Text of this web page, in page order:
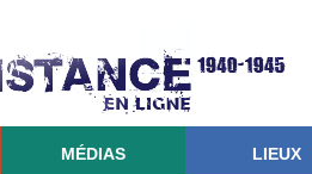
MÉDIAS LIEUX